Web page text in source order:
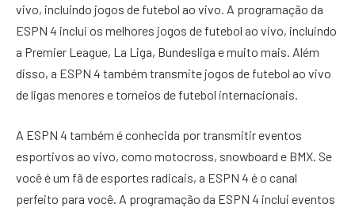
vivo, incluindo jogos de futebol ao vivo. A programação da
ESPN 4 inclui os melhores jogos de futebol ao vivo, incluindo
a Premier League, La Liga, Bundesliga e muito mais. Além
disso, a ESPN 4 também transmite jogos de futebol ao vivo
de ligas menores e torneios de futebol internacionais.
A ESPN 4 também é conhecida por transmitir eventos
esportivos ao vivo, como motocross, snowboard e BMX. Se
você é um fã de esportes radicais, a ESPN 4 é o canal
perfeito para você. A programação da ESPN 4 inclui eventos